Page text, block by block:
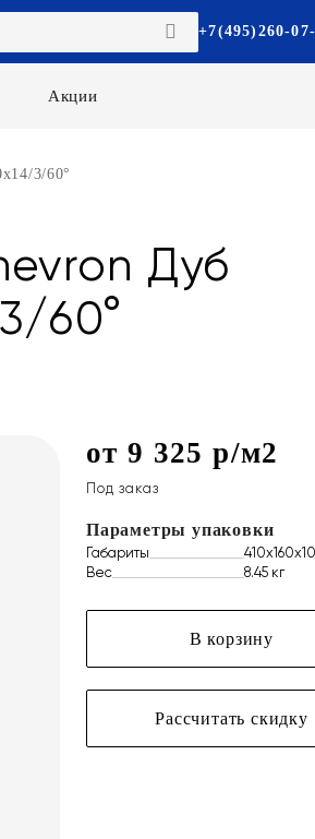
+7(495)260-
Акции
3/60°
Дуб
60°
от 9 325 р/м2
Под заказ
Параметры упаковки
Габариты
Вес
8.45 кг
В корзину
Рассчитать скидку